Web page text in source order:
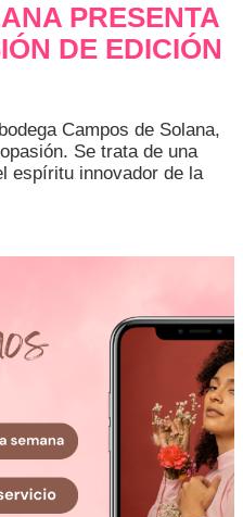
PRESENTA
DE EDICIÓN
Campos de Solana,
Se trata de una
espíritu innovador de la